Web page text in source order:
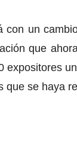
con un
que
expositores
que se haya